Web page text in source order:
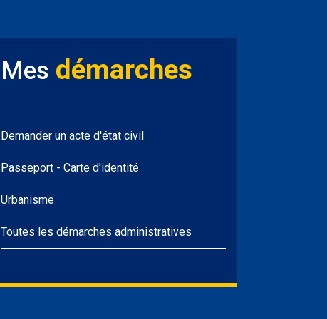
Mes démarches
Demander un acte d'état civil
Passeport - Carte d'identité
Urbanisme
Toutes les démarches administratives